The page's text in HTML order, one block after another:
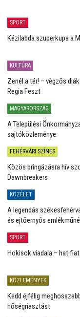
SPORT
Kézilabda szuperkupa a
KULTÚRA
Zenél a tér! – végzős
Regia Feszt
MAGYARORSZÁG
A Települési
sajtóközleménye
FEHÉRVÁRI SZÍNES
Közös bringázásra hív
Dawnbreakers
KÖZÉLET
A legendás
és ejtőernyős
SPORT
Hokisok viadala – hat
KÖZLEMÉNYEK
Kedd éjfélig
hőségriasztást